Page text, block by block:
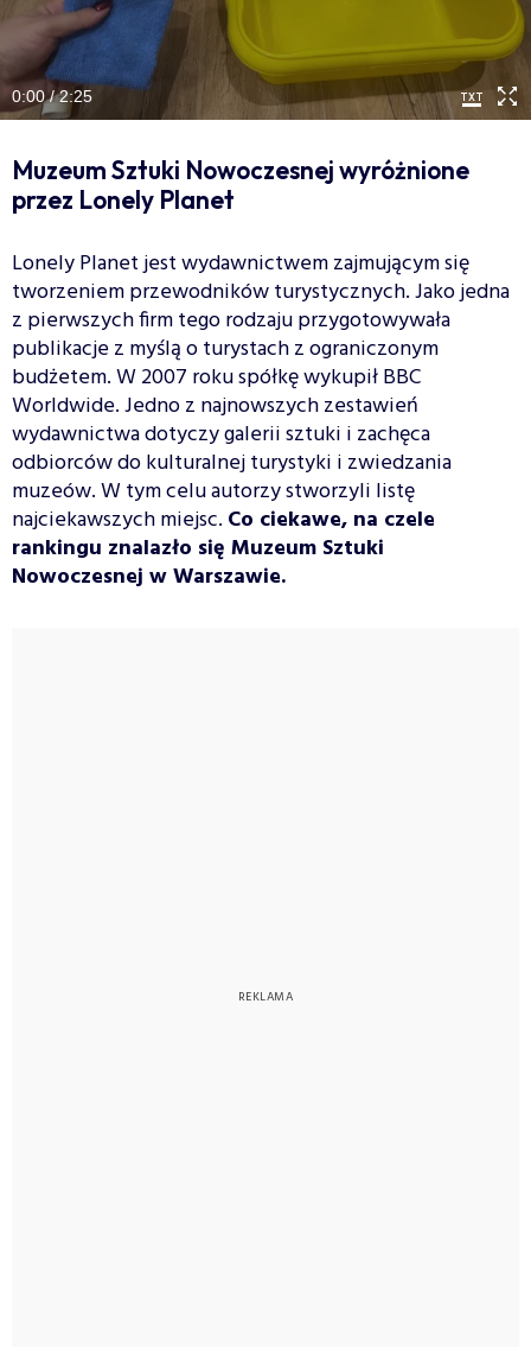
0:00 / 2:25
Muzeum Sztuki Nowoczesnej wyróżnione
przez Lonely Planet
Lonely Planet jest wydawnictwem zajmującym się
tworzeniem przewodników turystycznych. Jako jedna
z pierwszych firm tego rodzaju przygotowywała
publikacje z myślą o turystach z ograniczonym
budżetem. W 2007 roku spółkę wykupił BBC
Worldwide. Jedno z najnowszych zestawień
wydawnictwa dotyczy galerii sztuki i zachęca
odbiorców do kulturalnej turystyki i zwiedzania
muzeów. W tym celu autorzy stworzyli listę
najciekawszych miejsc. Co ciekawe, na czele
rankingu znalazło się Muzeum Sztuki
Nowoczesnej w Warszawie.